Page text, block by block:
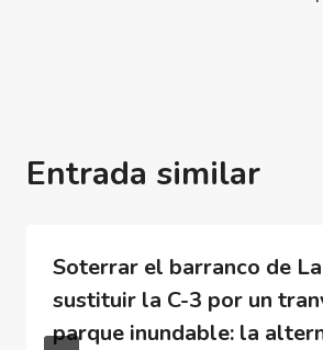
Entrada similar
Soterrar el barranco de
sustituir la C-3 por un
parque inundable: la